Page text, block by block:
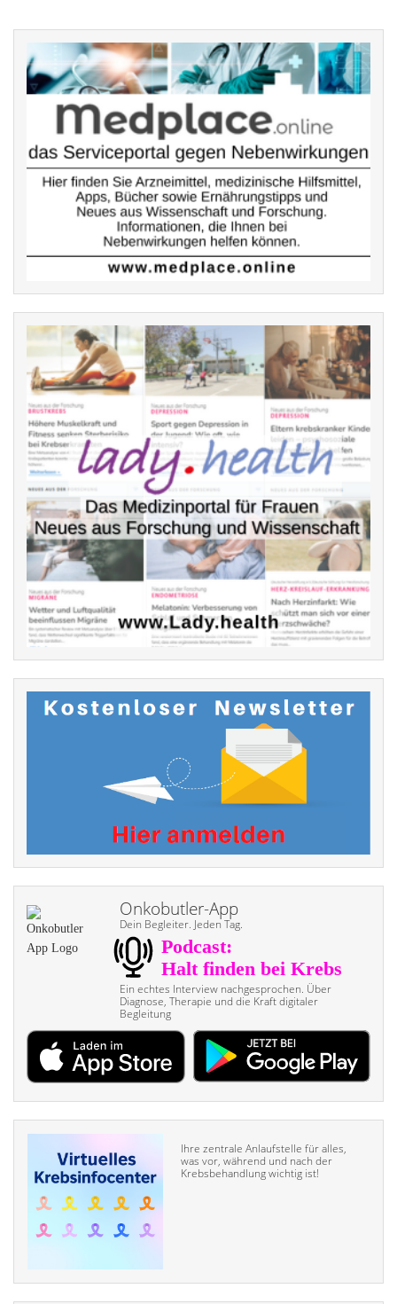
Onkobutler-App
Dein Begleiter. Jeden Tag.
Ein echtes Interview nach­gesprochen. Über
Diagnose, Therapie und die Kraft digitaler
Begleitung
Ihre zentrale Anlaufstelle für alles,
was vor, während und nach der
Krebsbehandlung wichtig ist!